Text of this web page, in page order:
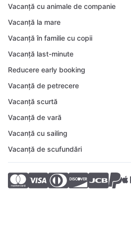
Vacanță cu animale de companie
Vacanță la mare
Vacanță în familie cu copii
Vacanță last-minute
Reducere early booking
Vacanță de petrecere
Vacanță scurtă
Vacanță de vară
Vacanță cu sailing
Vacanță de scufundări